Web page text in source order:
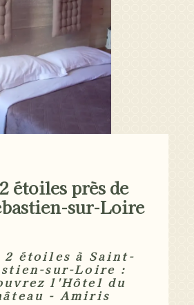
étoiles près de
sur-Loire
2 étoiles à Saint-
sur-Loire :
l'Hôtel du
- Amiris